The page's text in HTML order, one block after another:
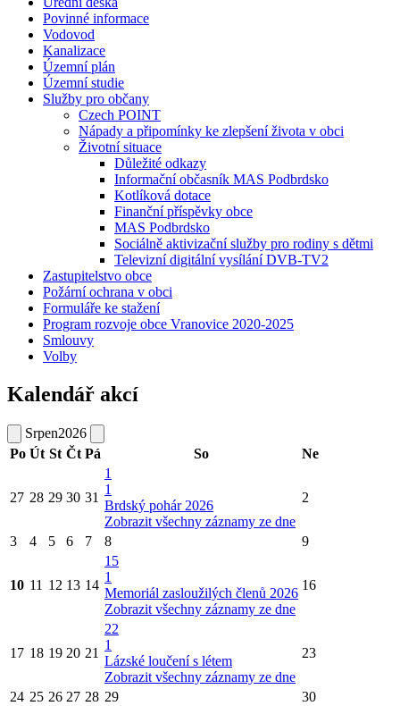
Povinné informace
Vodovod
Kanalizace
Územní plán
Územní studie
Služby pro občany
Czech POINT
Nápady a připomínky ke zlepšení života v obci
Životní situace
Důležité odkazy
Informační občasník MAS Podbrdsko
Kotlíková dotace
Finanční příspěvky obce
MAS Podbrdsko
Sociálně aktivizační služby pro rodiny s dětmi
Televizní digitální vysílání DVB-TV2
Zastupitelstvo obce
Požární ochrana v obci
Formuláře ke stažení
Program rozvoje obce Vranovice 2020-2025
Smlouvy
Volby
Kalendář akcí
Srpen2026
Po Út St Čt Pá So Ne
27 28 29 30 31
1
1
Brdský pohár 2026
Zobrazit všechny záznamy ze dne
2
3 4 5 6 7 8 9
10 11 12 13 14
15
1
Memoriál zasloužilých členů 2026
Zobrazit všechny záznamy ze dne
16
17 18 19 20 21
22
1
Lázské loučení s létem
Zobrazit všechny záznamy ze dne
23
24 25 26 27 28 29
30